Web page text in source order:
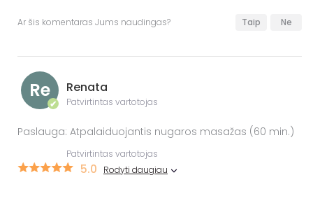
Ar šis komentaras Jums naudingas? Taip Ne
Re
✔
Renata
Patvirtintas vartotojas
Paslauga: Atpalaiduojantis nugaros masažas (60 min.)
Patvirtintas vartotojas
5.0 Rodyti daugiau